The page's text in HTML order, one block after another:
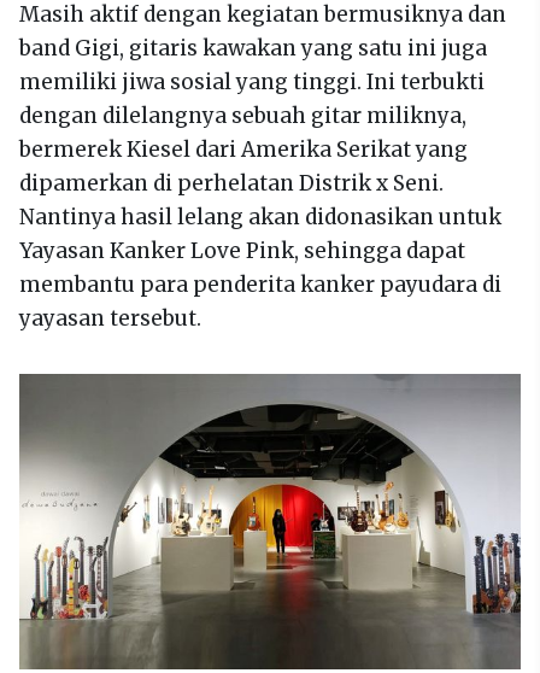
Masih aktif dengan kegiatan bermusiknya dan
band Gigi, gitaris kawakan yang satu ini juga
memiliki jiwa sosial yang tinggi. Ini terbukti
dengan dilelangnya sebuah gitar miliknya,
bermerek Kiesel dari Amerika Serikat yang
dipamerkan di perhelatan Distrik x Seni.
Nantinya hasil lelang akan didonasikan untuk
Yayasan Kanker Love Pink, sehingga dapat
membantu para penderita kanker payudara di
yayasan tersebut.